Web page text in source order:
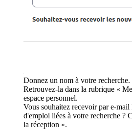
Donnez un nom à votre recherche.
Retrouvez-la dans la rubrique «
espace personnel.
Vous souhaitez recevoir par e-
d'emploi liées à votre recherche ?
la réception ».